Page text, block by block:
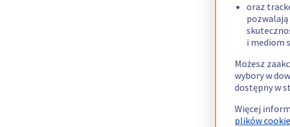
oraz
i mediom
Możesz
wybory w
dostępny w
Więcej
plików